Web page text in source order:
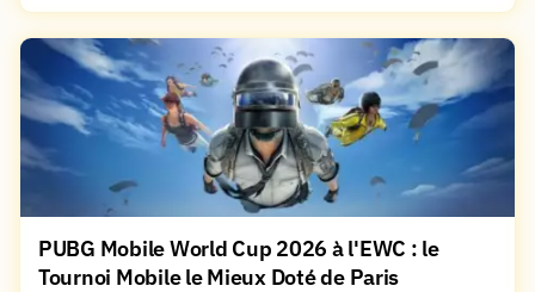
PUBG Mobile World Cup 2026 à l'EWC : le
Tournoi Mobile le Mieux Doté de Paris